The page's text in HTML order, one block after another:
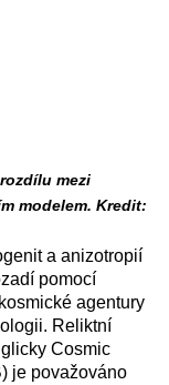
mezi
modelem. Kredit:
a anizotropií
pomocí
agentury
Reliktní
Cosmic
je považováno